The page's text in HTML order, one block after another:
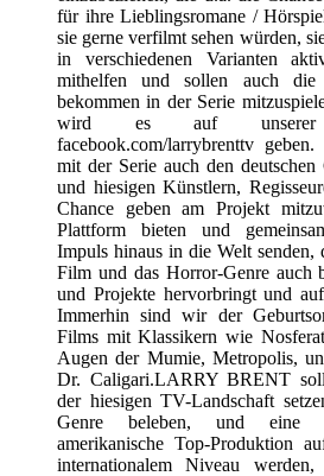
für ihre Lieblingsromane /
sie gerne verfilmt sehen würden,
in verschiedenen Varianten
mithelfen und sollen auch die
bekommen in der Serie
wird es auf unserer
facebook.com/larrybrenttv
mit der Serie auch den deutschen
und hiesigen Künstlern,
Chance geben am Projekt
Plattform bieten und
Impuls hinaus in die Welt senden,
Film und das Horror-Genre auch
und Projekte hervorbringt und
Immerhin sind wir der
Films mit Klassikern wie
Augen der Mumie, Metropolis,
Dr. Caligari.LARRY BRENT
der hiesigen TV-Landschaft
Genre beleben, und eine
amerikanische Top-Produktion
internationalem Niveau